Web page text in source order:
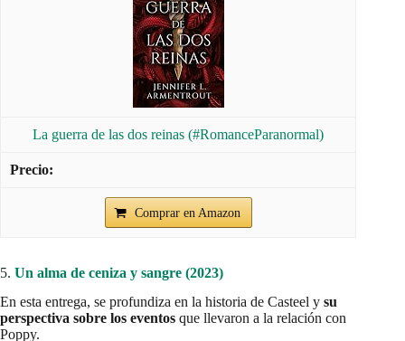
La guerra de las dos reinas (#RomanceParanormal)
Comprar en Amazon
5. Un alma de ceniza y sangre (2023)
En esta entrega, se profundiza en la historia de Casteel y su
perspectiva sobre los eventos que llevaron a la relación con
Poppy.